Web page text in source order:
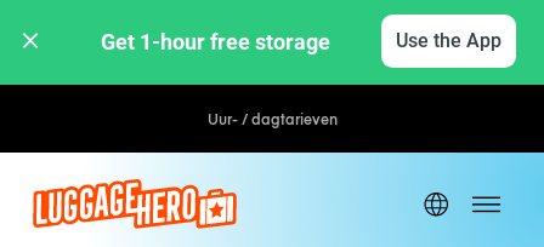
Get 1-hour free storage Use the App
Uur- / dagtarieven